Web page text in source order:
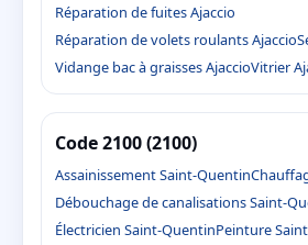
Réparation de fuites Ajaccio
Réparation de volets roulants Ajaccio
Vidange bac à graisses AjaccioVitrier
Code 2100 (2100)
Assainissement Saint-Quentin
Débouchage de canalisations Saint-
Électricien Saint-QuentinPeinture